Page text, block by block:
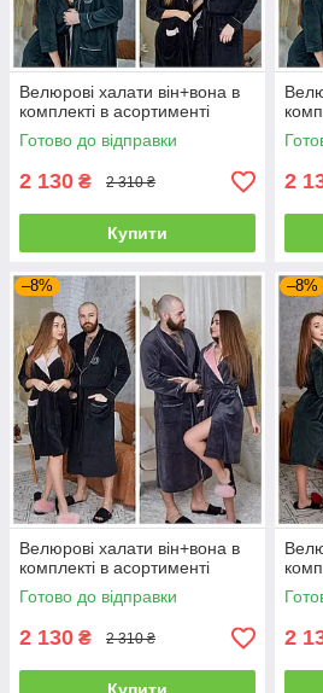
Велюрові халати він+вона в
комплекті в асортименті
Готово до відправки
2 130 ₴ 2 310 ₴
Купити
2
–8%
Велюрові халати він+вона в
комплекті в асортименті
Готово до відправки
2 130 ₴ 2 310 ₴
–8%
2